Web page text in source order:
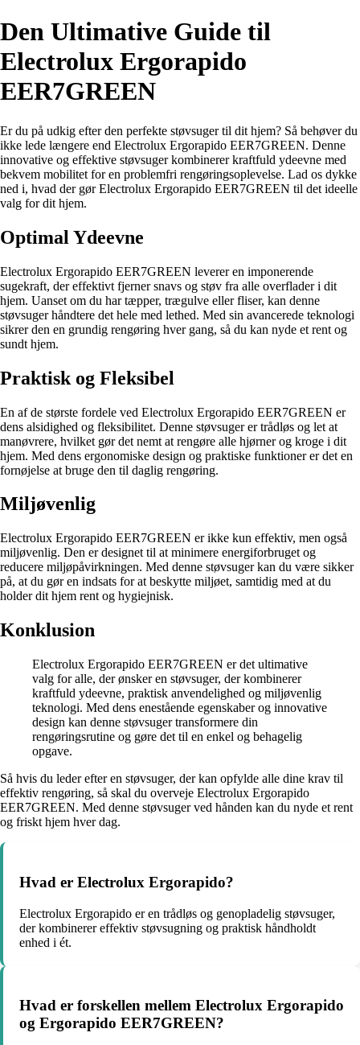
Den Ultimative Guide til
Electrolux Ergorapido
EER7GREEN
Er du på udkig efter den perfekte støvsuger til dit hjem? Så behøver du
ikke lede længere end Electrolux Ergorapido EER7GREEN. Denne
innovative og effektive støvsuger kombinerer kraftfuld ydeevne med
bekvem mobilitet for en problemfri rengøringsoplevelse. Lad os dykke
ned i, hvad der gør Electrolux Ergorapido EER7GREEN til det ideelle
valg for dit hjem.
Optimal Ydeevne
Electrolux Ergorapido EER7GREEN leverer en imponerende
sugekraft, der effektivt fjerner snavs og støv fra alle overflader i dit
hjem. Uanset om du har tæpper, trægulve eller fliser, kan denne
støvsuger håndtere det hele med lethed. Med sin avancerede teknologi
sikrer den en grundig rengøring hver gang, så du kan nyde et rent og
sundt hjem.
Praktisk og Fleksibel
En af de største fordele ved Electrolux Ergorapido EER7GREEN er
dens alsidighed og fleksibilitet. Denne støvsuger er trådløs og let at
manøvrere, hvilket gør det nemt at rengøre alle hjørner og kroge i dit
hjem. Med dens ergonomiske design og praktiske funktioner er det en
fornøjelse at bruge den til daglig rengøring.
Miljøvenlig
Electrolux Ergorapido EER7GREEN er ikke kun effektiv, men også
miljøvenlig. Den er designet til at minimere energiforbruget og
reducere miljøpåvirkningen. Med denne støvsuger kan du være sikker
på, at du gør en indsats for at beskytte miljøet, samtidig med at du
holder dit hjem rent og hygiejnisk.
Konklusion
Electrolux Ergorapido EER7GREEN er det ultimative
valg for alle, der ønsker en støvsuger, der kombinerer
kraftfuld ydeevne, praktisk anvendelighed og miljøvenlig
teknologi. Med dens enestående egenskaber og innovative
design kan denne støvsuger transformere din
rengøringsrutine og gøre det til en enkel og behagelig
opgave.
Så hvis du leder efter en støvsuger, der kan opfylde alle dine krav til
effektiv rengøring, så skal du overveje Electrolux Ergorapido
EER7GREEN. Med denne støvsuger ved hånden kan du nyde et rent
og friskt hjem hver dag.
Hvad er Electrolux Ergorapido?
Electrolux Ergorapido er en trådløs og genopladelig støvsuger,
der kombinerer effektiv støvsugning og praktisk håndholdt
enhed i ét.
Hvad er forskellen mellem Electrolux Ergorapido
og Ergorapido EER7GREEN?